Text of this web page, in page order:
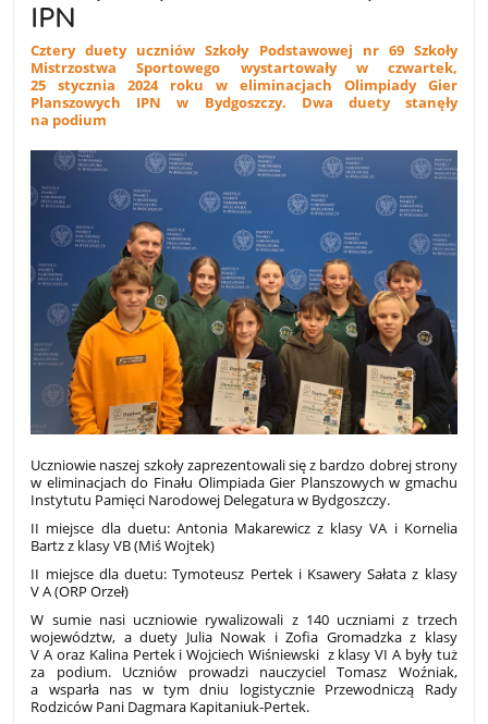
IPN
Cztery duety uczniów Szkoły Podstawowej nr 69 Szkoły
Mistrzostwa Sportowego wystartowały w czwartek,
25 stycznia 2024 roku w eliminacjach Olimpiady Gier
Planszowych IPN w Bydgoszczy. Dwa duety stanęły
na podium
Uczniowie naszej szkoły zaprezentowali się z bardzo dobrej strony
w eliminacjach do Finału Olimpiada Gier Planszowych w gmachu
Instytutu Pamięci Narodowej Delegatura w Bydgoszczy.
II miejsce dla duetu: Antonia Makarewicz z klasy VA i Kornelia
Bartz z klasy VB (Miś Wojtek)
II miejsce dla duetu: Tymoteusz Pertek i Ksawery Sałata z klasy
V A (ORP Orzeł)
W sumie nasi uczniowie rywalizowali z 140 uczniami z trzech
województw, a duety Julia Nowak i Zofia Gromadzka z klasy
V A oraz Kalina Pertek i Wojciech Wiśniewski z klasy VI A były tuż
za podium. Uczniów prowadzi nauczyciel Tomasz Woźniak,
a wsparła nas w tym dniu logistycznie Przewodniczą Rady
Rodziców Pani Dagmara Kapitaniuk-Pertek.